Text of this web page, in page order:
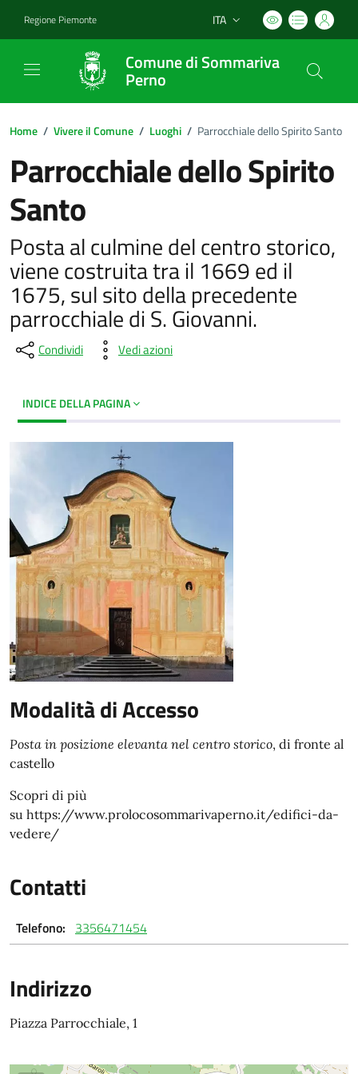
Regione Piemonte Lingua attiva:
ITA
Comune di Sommariva
Perno
Home / Vivere il Comune / Luoghi / Parrocchiale dello Spirito Santo
Parrocchiale dello Spirito
Santo
Posta al culmine del centro storico,
viene costruita tra il 1669 ed il
1675, sul sito della precedente
parrocchiale di S. Giovanni.
Condividi Vedi azioni
INDICE DELLA PAGINA
Modalità di Accesso
Posta in posizione elevanta nel centro storico, di fronte al
castello
Scopri di più
su https://www.prolocosommarivaperno.it/edifici-da-
vedere/
Contatti
Telefono: 3356471454
Indirizzo
Piazza Parrocchiale, 1